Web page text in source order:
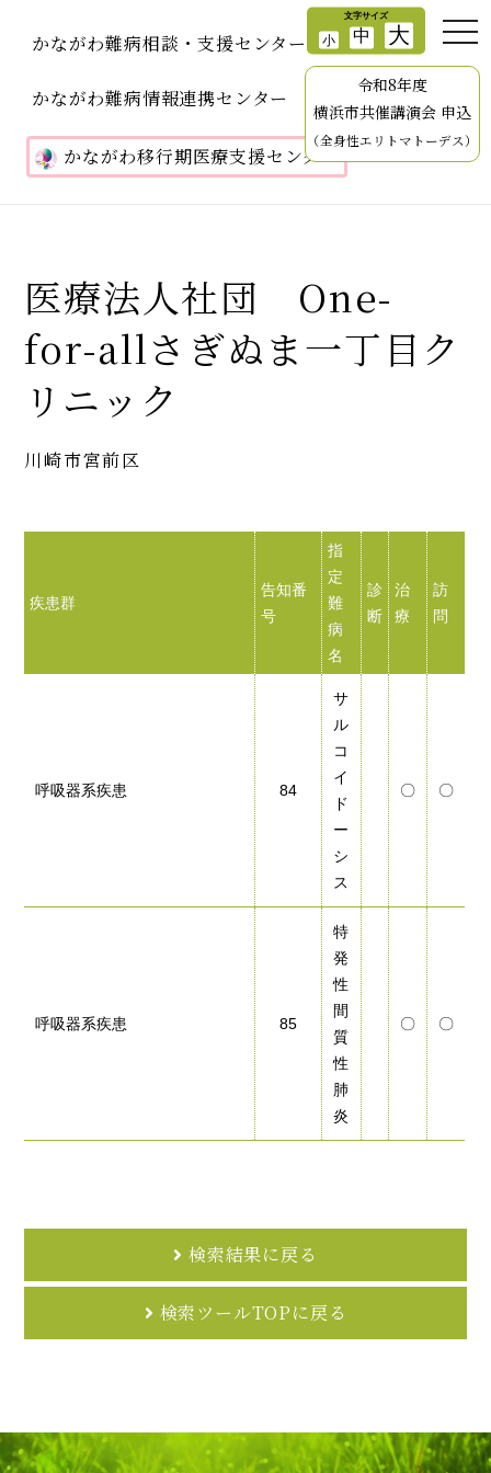
かながわ難病相談・支援センター
かながわ難病情報連携センター
かながわ移行期医療支援センター
令和8年度
横浜市共催講演会 申込
（全身性エリトマトーデス）
医療法人社団 One-
for-allさぎぬま一丁目ク
リニック
川崎市宮前区
疾患群
告知番
号
指
定
難
病
名
診
断
治
療
訪
問
呼吸器系疾患 84
サ
ル
コ
イ
ド
ー
シ
ス
〇 〇
呼吸器系疾患 85
特
発
性
間
質
性
肺
炎
〇 〇
検索結果に戻る
検索ツールTOPに戻る